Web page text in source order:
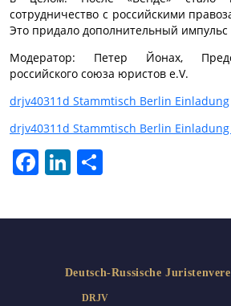
сотрудничество с российскими
Это придало дополнительный импульс
Модератор: Петер Йонах,
российского союза юристов e.V.
drjv40311d Stammtisch Berlin Einladung
drjv40311d Stammtisch Berlin Einladung
FacebookLinkedIn
Deutsch-Russische
DRJV